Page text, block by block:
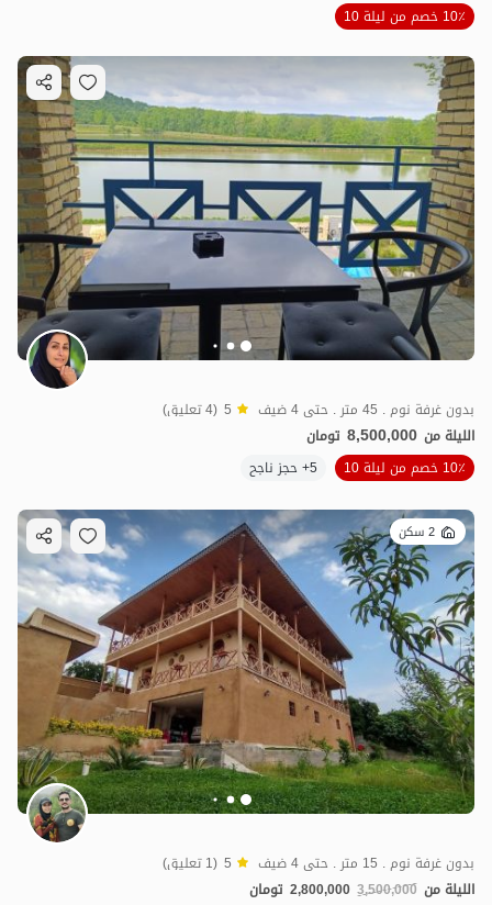
10٪ خصم من ليلة 10
بدون غرفة نوم . 45 متر . حتى 4 ضيف 5 (4 تعليق)
الليلة من 8,500,000 تومان
10٪ خصم من ليلة 10
5+ حجز ناجح
2 سكن
بدون غرفة نوم . 15 متر . حتى 4 ضيف 5 (1 تعليق)
الليلة من 3,500,000
2,800,000 تومان